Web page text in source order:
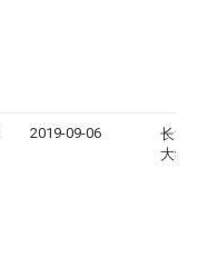
2019-09-06
长沙
大学